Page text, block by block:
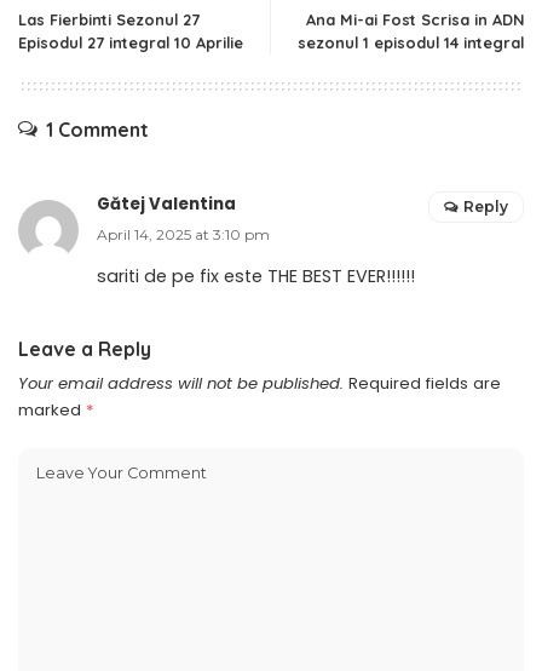
Las Fierbinti Sezonul 27
Episodul 27 integral 10 Aprilie
Ana Mi-ai Fost Scrisa in ADN
sezonul 1 episodul 14 integral
1 Comment
Gătej Valentina
April 14, 2025 at 3:10 pm
sariti de pe fix este THE BEST EVER!!!!!!
Reply
Leave a Reply
Your email address will not be published. Required fields are
marked *